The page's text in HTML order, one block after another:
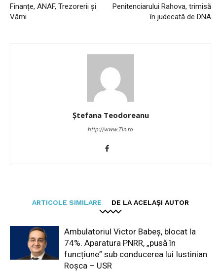
Finanțe, ANAF, Trezorerii și
Vămi
Penitenciarului Rahova, trimisă
în judecată de DNA
Ștefana Teodoreanu
http://www.Zin.ro
ARTICOLE SIMILARE DE LA ACELAȘI AUTOR
Ambulatoriul Victor Babeș, blocat la
74%. Aparatura PNRR, „pusă în
funcțiune” sub conducerea lui Iustinian
Roșca – USR